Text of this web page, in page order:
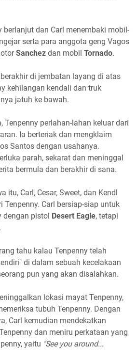
berlanjut dan Carl menembaki mobil-
serta para anggota geng Vagos
Sanchez dan mobil Tornado.
di jembatan layang di atas
kehilangan kendali dan truk
jatuh ke bawah.
Tenpenny perlahan-lahan keluar dari
Ia berteriak dan mengklaim
Santos dengan usahanya.
parah, sekarat dan meninggal
bermula dan berakhir di sana.
itu, Carl, Cesar, Sweet, dan Kendl
Tenpenny. Carl bersiap-siap untuk
dengan pistol Desert Eagle, tetapi
tahu kalau Tenpenny telah
di dalam sebuah kecelakaan
pun yang akan disalahkan.
lokasi mayat Tenpenny,
tubuh Tenpenny. Dengan
Carl kemudian mendekatkan
dan meniru perkataan yang
yaitu "See you around...